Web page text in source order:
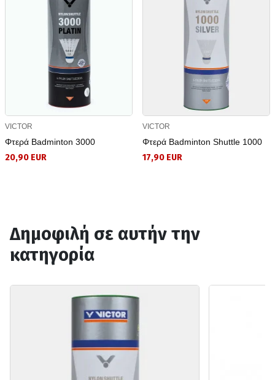
VICTOR
Φτερά Badminton 3000
20,90 EUR
VICTOR
Φτερά Badminton Shuttle 1000
17,90 EUR
Δημοφιλή σε αυτήν την
κατηγορία